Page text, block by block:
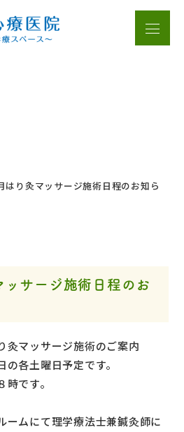
はり灸マッサージ施術日程のお知ら
ッサージ施術日程のお
マッサージ施術のご案内
各土曜日予定です。
です。
ームにて理学療法士兼鍼灸師に